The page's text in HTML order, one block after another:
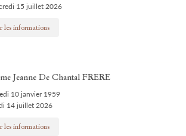
15 juillet 2026
les informations
Jeanne De Chantal FRERE
10 janvier 1959
14 juillet 2026
les informations